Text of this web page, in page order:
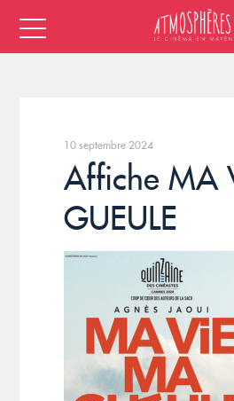
10 septembre 2024
Affiche MA
GUEULE